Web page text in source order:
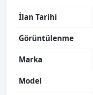
İlan Tarihi
Görüntülenme
Marka
Model